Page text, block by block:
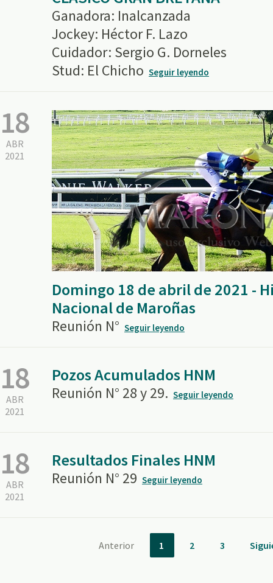
Ganadora: Inalcanzada
Jockey: Héctor F. Lazo
Cuidador: Sergio G. Dorneles
Stud: El Chicho Seguir leyendo
18
ABR
2021
Domingo 18 de abril de 2021 -
Nacional de Maroñas
Reunión N° Seguir leyendo
18
ABR
2021
Pozos Acumulados HNM
Reunión N° 28 y 29. Seguir leyendo
18
ABR
2021
Resultados Finales HNM
Reunión N° 29 Seguir leyendo
Anterior 1 2 3